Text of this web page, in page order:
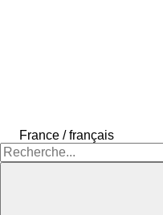
France / français